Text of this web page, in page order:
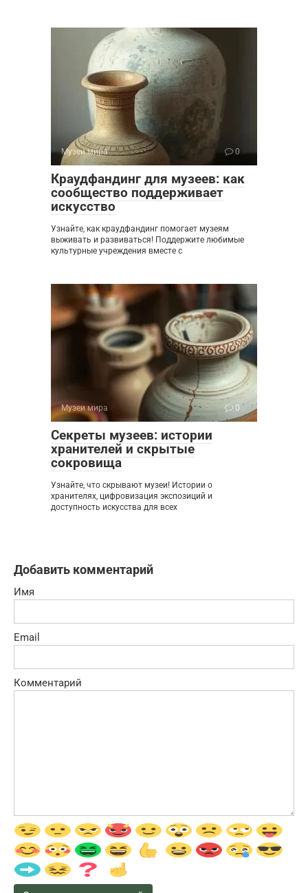
Музеи мира 0
Краудфандинг для музеев: как
сообщество поддерживает
искусство
Узнайте, как краудфандинг помогает музеям
выживать и развиваться! Поддержите любимые
культурные учреждения вместе с
Музеи мира 0
Секреты музеев: истории
хранителей и скрытые
сокровища
Узнайте, что скрывают музеи! Истории о
хранителях, цифровизация экспозиций и
доступность искусства для всех
Добавить комментарий
Имя
Email
Комментарий